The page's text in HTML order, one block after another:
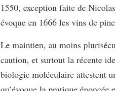
1550, exception faite de
évoque en 1666 les vins de
Le maintien, au moins
caution, et surtout la récente
biologie moléculaire attestent